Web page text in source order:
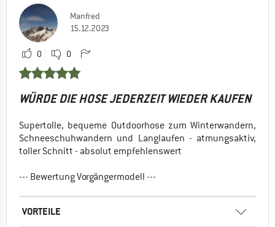
Manfred
15.12.2023
0 0
WÜRDE DIE HOSE JEDERZEIT WIEDER KAUFEN
Supertolle, bequeme Outdoorhose zum Winterwandern,
Schneeschuhwandern und Langlaufen - atmungsaktiv,
toller Schnitt - absolut empfehlenswert
--- Bewertung Vorgängermodell ---
VORTEILE